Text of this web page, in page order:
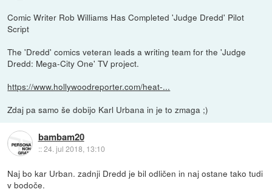
Comic Writer Rob Williams Has Completed 'Judge Dredd' Pilot
Script
The 'Dredd' comics veteran leads a writing team for the 'Judge
Dredd: Mega-City One' TV project.
https://www.hollywoodreporter.com/heat-...
Zdaj pa samo še dobijo Karl Urbana in je to zmaga ;)
bambam20
::24. jul 2018, 13:10
Naj bo kar Urban. zadnji Dredd je bil odličen in naj ostane tako tudi
v bodoče.